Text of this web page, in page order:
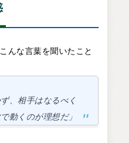
んな言葉を聞いたこと
、相手はなるべく
動くのが理想だ」